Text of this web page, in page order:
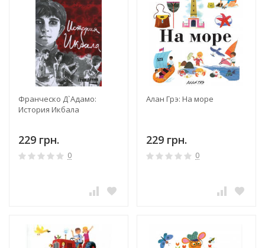
Франческо Д`Адамо:
История Икбала
229 грн.
0
Алан Грэ: На море
229 грн.
0